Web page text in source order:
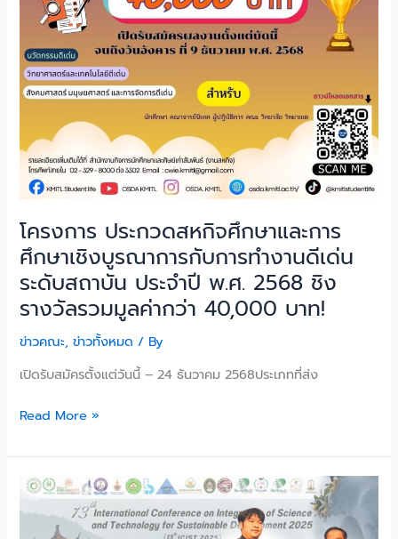
โครงการ ประกวดสหกิจศึกษาและการ
ศึกษาเชิงบูรณาการกับการทำงานดีเด่น
ระดับสถาบัน ประจำปี พ.ศ. 2568 ชิง
รางวัลรวมมูลค่ากว่า 40,000 บาท!
ข่าวคณะ,ข่าวทั้งหมด / By
เปิดรับสมัครตั้งแต่วันนี้ – 24 ธันวาคม 2568ประเภทที่ส่ง
า
การ
ทำงาน
เด่น
สถาบัน
ประจำ
ปี
2568
ชิง
รวม
Read More »
ป.โท
คว้า